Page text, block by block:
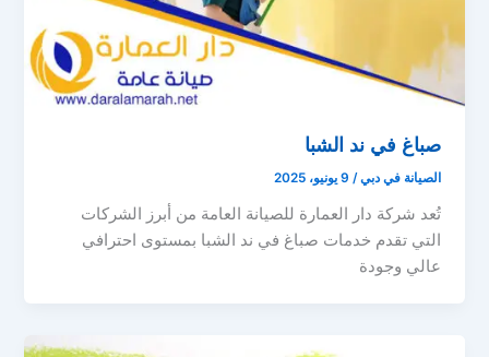
صباغ في ند الشبا
الصيانة في دبي/ 9 يونيو، 2025
تُعد شركة دار العمارة للصيانة العامة من أبرز الشركات
التي تقدم خدمات صباغ في ند الشبا بمستوى احترافي
عالي وجودة